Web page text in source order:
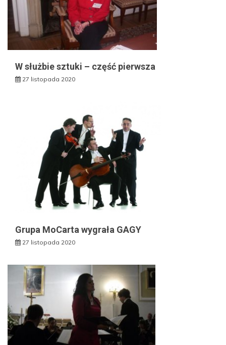
W służbie sztuki – część pierwsza
27 listopada 2020
Grupa MoCarta wygrała GAGY
27 listopada 2020